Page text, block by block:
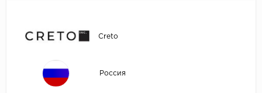
Creto
Россия